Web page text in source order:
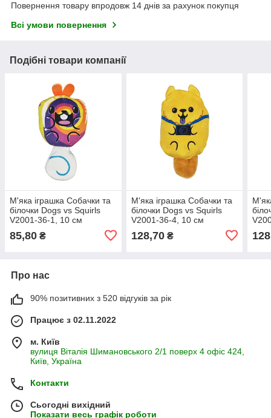
Повернення товару впродовж 14 днів за рахунок покупця
Всі умови повернення
Подібні товари компанії
М'яка іграшка Собачки та
білочки Dogs vs Squirls
V2001-36-1, 10 см
85,80 ₴
М'яка іграшка Собачки та
білочки Dogs vs Squirls
V2001-36-4, 10 см
128,70₴
Про нас
90% позитивних з 520 відгуків за рік
Працює з 02.11.2022
м. Київ
вулиця Віталія Шимановського 2/1 поверх 4 офіс 424,
Київ, Україна
Контакти
Сьогодні вихідний
Показати весь графік роботи